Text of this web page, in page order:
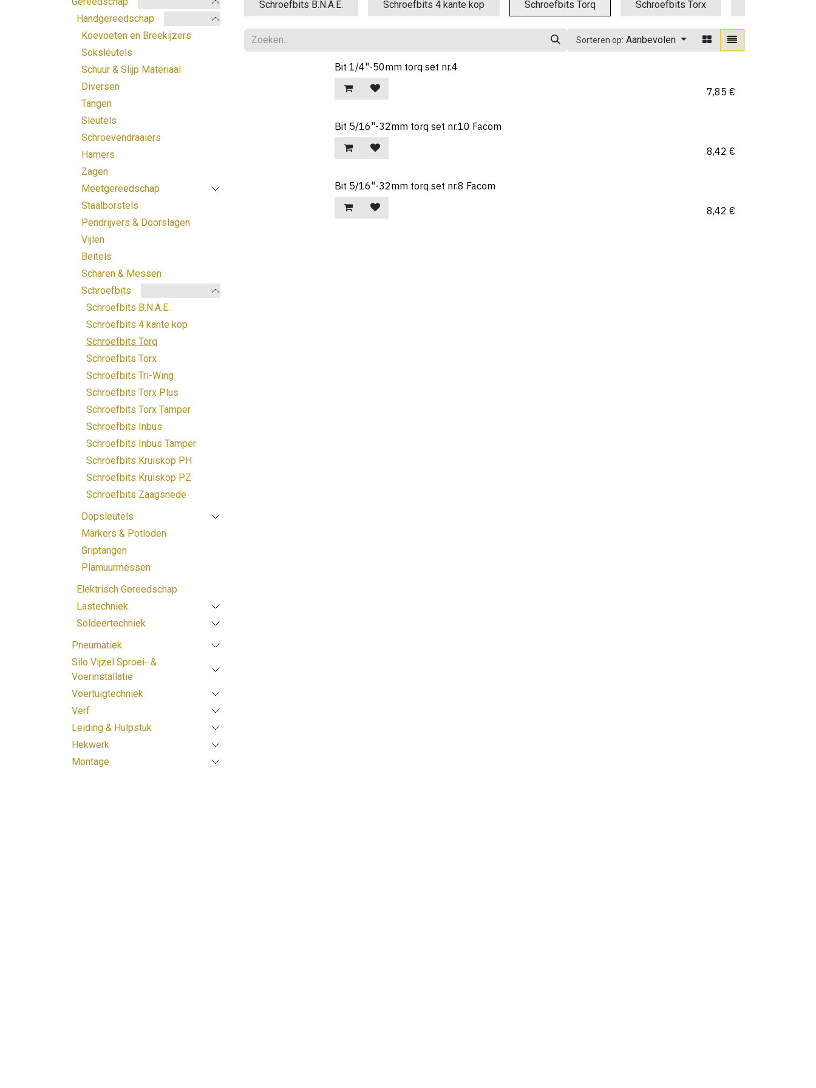
Handgereedschap
Koevoeten en Breekijzers
Soksleutels
Schuur & Slijp Materiaal
Diversen
Tangen
Sleutels
Schroevendraaiers
Hamers
Zagen
Meetgereedschap
Staalborstels
Pendrijvers & Doorslagen
Vijlen
Beitels
Scharen & Messen
Schroefbits
Schroefbits B.N.A.E.
Schroefbits 4 kante kop
Schroefbits Torq
Schroefbits Torx
Schroefbits Tri-Wing
Schroefbits Torx Plus
Schroefbits Torx Tamper
Schroefbits Inbus
Schroefbits Inbus Tamper
Schroefbits Kruiskop PH
Schroefbits Kruiskop PZ
Schroefbits Zaagsnede
Dopsleutels
Markers & Potloden
Griptangen
Plamuurmessen
Elektrisch Gereedschap
Lastechniek
Soldeertechniek
Pneumatiek
Silo Vijzel Sproei- &
Voerinstallatie
Voertuigtechniek
Verf
Leiding & Hulpstuk
Hekwerk
Montage
Schroefbits B.N.A.E. Schroefbits 4 kante kop Schroefbits Torq Schroefbits Torx
Sorteren op: Aanbevolen
Bit 1/4"-50mm torq set nr.4
7,85 €
Bit 5/16"-32mm torq set nr.10 Facom
8,42 €
Bit 5/16"-32mm torq set nr.8 Facom
8,42 €